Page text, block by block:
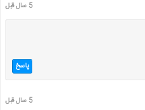
5 سال قبل
پاسخ
5 سال قبل